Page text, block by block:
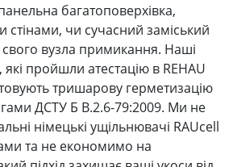
багатоповерхівка,
стінами, чи сучасний заміський
вузла примикання. Наші
пройшли атестацію в REHAU
тришарову герметизацію
ДСТУ Б В.2.6-79:2009. Ми не
німецькі ущільнювачі RAUcell
та не економимо на